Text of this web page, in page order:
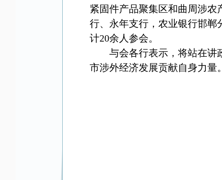
紧固件产品聚集区和曲周涉农
行、永年支行，农业银行邯郸
计20余人参会。
与会各行表示，将站在讲
市涉外经济发展贡献自身力量。